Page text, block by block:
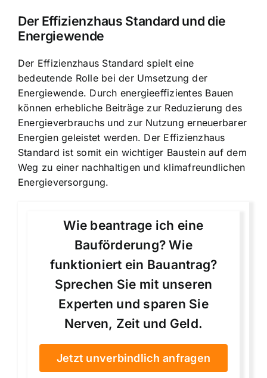
Der Effizienzhaus Standard und die
Energiewende
Der Effizienzhaus Standard spielt eine
bedeutende Rolle bei der Umsetzung der
Energiewende. Durch energieeffizientes Bauen
können erhebliche Beiträge zur Reduzierung des
Energieverbrauchs und zur Nutzung erneuerbarer
Energien geleistet werden. Der Effizienzhaus
Standard ist somit ein wichtiger Baustein auf dem
Weg zu einer nachhaltigen und klimafreundlichen
Energieversorgung.
Wie beantrage ich eine
Bauförderung? Wie
funktioniert ein Bauantrag?
Sprechen Sie mit unseren
Experten und sparen Sie
Nerven, Zeit und Geld.
Jetzt unverbindlich anfragen